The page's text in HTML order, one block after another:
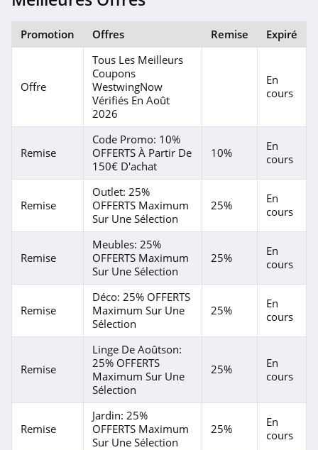
Promotion Offres Remise Expiré
Offre
Tous Les Meilleurs
Coupons
WestwingNow
Vérifiés En Août
2026
En
cours
Remise
Code Promo: 10%
OFFERTS À Partir De
150€ D'achat
10%
En
cours
Remise
Outlet: 25%
OFFERTS Maximum
Sur Une Sélection
25%
En
cours
Remise
Meubles: 25%
OFFERTS Maximum
Sur Une Sélection
25%
En
cours
Remise
Déco: 25% OFFERTS
Maximum Sur Une
Sélection
25%
En
cours
Remise
Linge De Aoûtson:
25% OFFERTS
Maximum Sur Une
Sélection
25%
En
cours
Remise
Jardin: 25%
OFFERTS Maximum
Sur Une Sélection
25%
En
cours